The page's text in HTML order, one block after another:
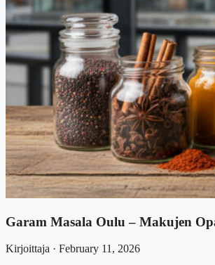
Garam Masala Oulu – Makujen
Kirjoittaja · February 11, 2026